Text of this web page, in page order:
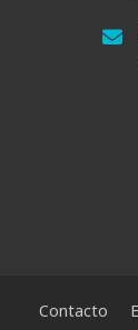
Contacto